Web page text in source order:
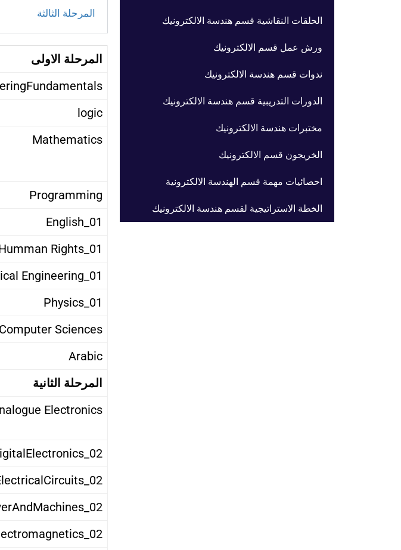
الحلقات النقاشية قسم هندسة الالكترونيك
ورش عمل قسم الالكترونيك
ندوات قسم هندسة الالكترونيك
الدورات التدريبية قسم هندسة الالكترونيك
مختبرات هندسة الالكترونيك
الخريجون قسم الالكترونيك
احصائيات مهمة قسم الهندسة الالكترونية
الخطة الاستراتيجية لقسم هندسة الالكترونيك
المرحلة الثالثة
المرحلة الاولى
logic
Mathematics
Programming
01_English
01_Humman Rights
01_Mechanical Engineering
01_Physics
Computer Sciences
Arabic
المرحلة الثانية
Electronics
02_DigitalElectronics
02_ElectricalCircuits
02_ElectricalPowerAndMachines
02_Electromagnetics